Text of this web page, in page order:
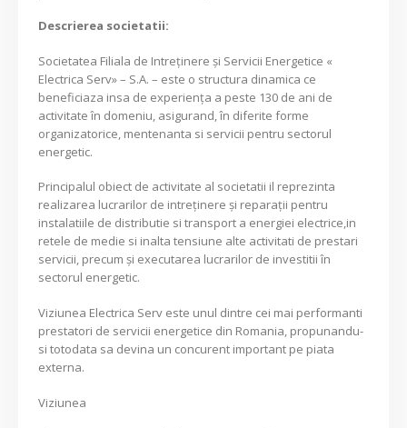
Descrierea societatii:
Societatea Filiala de Intreţinere şi Servicii Energetice «
Electrica Serv» – S.A. – este o structura dinamica ce
beneficiaza insa de experienţa a peste 130 de ani de
activitate în domeniu, asigurand, în diferite forme
organizatorice, mentenanta si servicii pentru sectorul
energetic.
Principalul obiect de activitate al societatii il reprezinta
realizarea lucrarilor de intreținere și reparații pentru
instalatiile de distributie si transport a energiei electrice,in
retele de medie si inalta tensiune alte activitati de prestari
servicii, precum și executarea lucrarilor de investitii în
sectorul energetic.
Viziunea Electrica Serv este unul dintre cei mai performanti
prestatori de servicii energetice din Romania, propunandu-
si totodata sa devina un concurent important pe piata
externa.
Viziunea